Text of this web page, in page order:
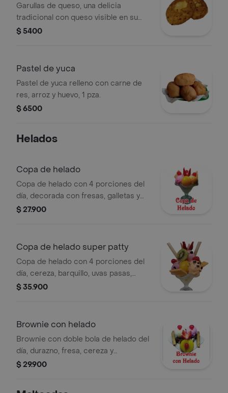
Garullas de queso, una delicia
tradicional con queso visible en su
interior.
$ 5400
Pastel de yuca
Pastel de yuca relleno con carne de
res, arroz y huevo, 1 pza.
$ 6500
Helados
Copa de helado
Copa de helado con 4 porciones del
día, decorada con fresas, galletas y
cerezas.
$ 27.900
Copa de helado super patty
Copa de helado con 4 porciones del
día, cereza, barquillo, uvas pasas,
fresas, kiwi y confites de colores.
$ 35.900
Brownie con helado
Brownie con doble bola de helado del
día, durazno, fresa, cereza y
barquillos. Porción personal.
$ 29.900